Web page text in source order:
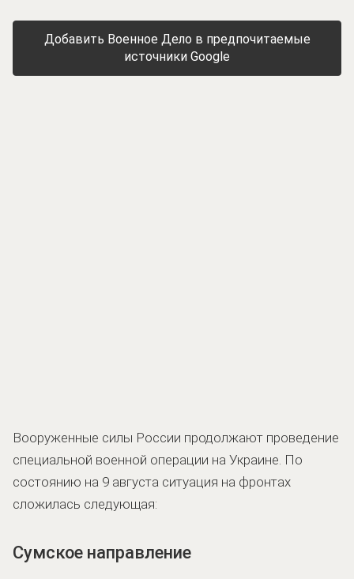
Добавить Военное Дело в предпочитаемые
источники Google
Вооруженные силы России продолжают проведение
специальной военной операции на Украине. По
состоянию на 9 августа ситуация на фронтах
сложилась следующая:
Сумское направление